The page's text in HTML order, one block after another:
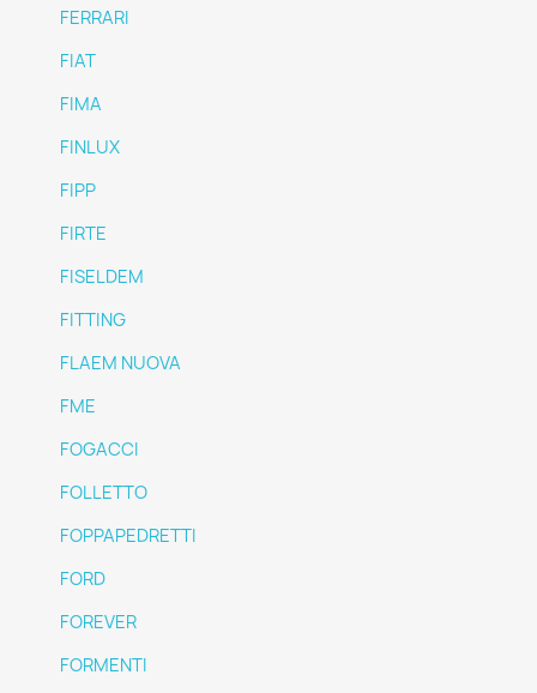
FERRARI
FIAT
FIMA
FINLUX
FIPP
FIRTE
FISELDEM
FITTING
FLAEM NUOVA
FME
FOGACCI
FOLLETTO
FOPPAPEDRETTI
FORD
FOREVER
FORMENTI